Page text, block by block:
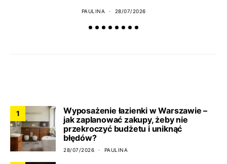
PAULINA 28/07/2026
1
Wyposażenie łazienki w Warszawie –
jak zaplanować zakupy, żeby nie
przekroczyć budżetu i uniknąć
błędów?
28/07/2026 PAULINA